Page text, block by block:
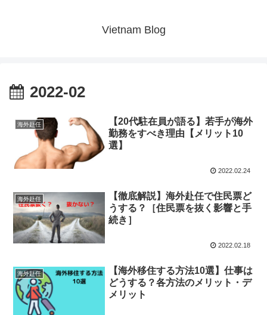
Vietnam Blog
2022-02
海外赴任
【20代駐在員が語る】若手が海外
勤務をすべき理由【メリット10
選】
2022.02.24
海外赴任
【徹底解説】海外赴任で住民票ど
うする？［住民票を抜く影響と手
続き］
2022.02.18
海外赴任
【海外移住する方法10選】仕事は
どうする？各方法のメリット・デ
メリット